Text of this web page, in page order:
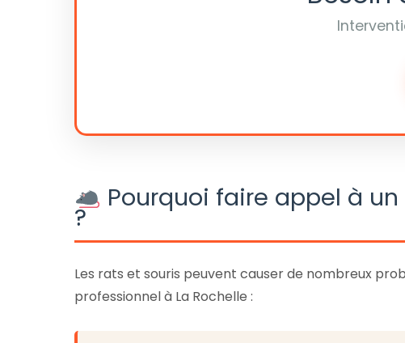
Pourquoi faire appel à
?
Les rats et souris peuvent causer de nombreux
professionnel à La Rochelle :